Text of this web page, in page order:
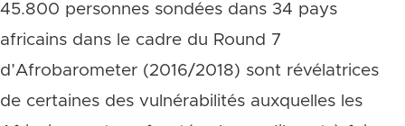
45.800 personnes sondées dans 34 pays
africains dans le cadre du Round 7
d’Afrobarometer (2016/2018) sont révélatrices
de certaines des vulnérabilités auxquelles les